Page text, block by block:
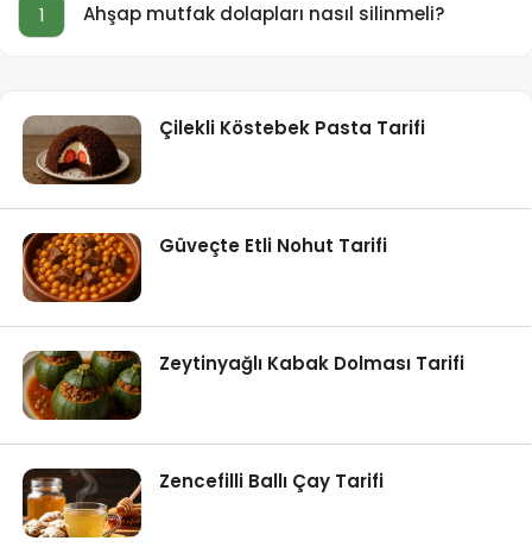
1 Ahşap mutfak dolapları nasıl silinmeli?
Çilekli Köstebek Pasta Tarifi
Güveçte Etli Nohut Tarifi
Zeytinyağlı Kabak Dolması Tarifi
Zencefilli Ballı Çay Tarifi